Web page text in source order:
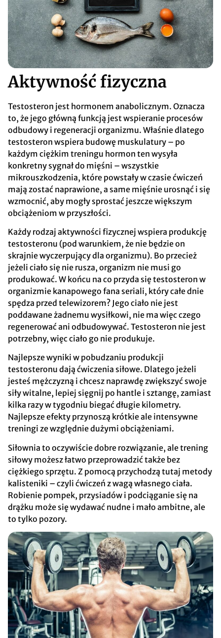
Aktywność fizyczna
Testosteron jest hormonem anabolicznym. Oznacza
to, że jego główną funkcją jest wspieranie procesów
odbudowy i regeneracji organizmu. Właśnie dlatego
testosteron wspiera budowę muskulatury – po
każdym ciężkim treningu hormon ten wysyła
konkretny sygnał do mięśni – wszystkie
mikrouszkodzenia, które powstały w czasie ćwiczeń
mają zostać naprawione, a same mięśnie urosnąć i się
wzmocnić, aby mogły sprostać jeszcze większym
obciążeniom w przyszłości.
Każdy rodzaj aktywności fizycznej wspiera produkcję
testosteronu (pod warunkiem, że nie będzie on
skrajnie wyczerpujący dla organizmu). Bo przecież
jeżeli ciało się nie rusza, organizm nie musi go
produkować. W końcu na co przyda się testosteron w
organizmie kanapowego fana seriali, który całe dnie
spędza przed telewizorem? Jego ciało nie jest
poddawane żadnemu wysiłkowi, nie ma więc czego
regenerować ani odbudowywać. Testosteron nie jest
potrzebny, więc ciało go nie produkuje.
Najlepsze wyniki w pobudzaniu produkcji
testosteronu dają ćwiczenia siłowe. Dlatego jeżeli
jesteś mężczyzną i chcesz naprawdę zwiększyć swoje
siły witalne, lepiej sięgnij po hantle i sztangę, zamiast
kilka razy w tygodniu biegać długie kilometry.
Najlepsze efekty przynoszą krótkie ale intensywne
treningi ze względnie dużymi obciążeniami.
Siłownia to oczywiście dobre rozwiązanie, ale trening
siłowy możesz łatwo przeprowadzić także bez
ciężkiego sprzętu. Z pomocą przychodzą tutaj metody
kalisteniki – czyli ćwiczeń z wagą własnego ciała.
Robienie pompek, przysiadów i podciąganie się na
drążku może się wydawać nudne i mało ambitne, ale
to tylko pozory.